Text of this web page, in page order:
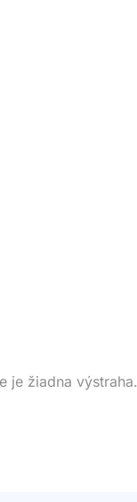
je žiadna výstraha.